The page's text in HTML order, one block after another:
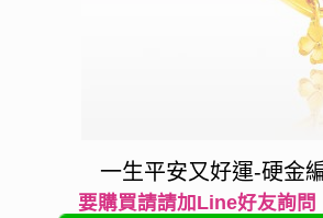
一生平安又好運-硬金
要購買請請加Line好友詢問